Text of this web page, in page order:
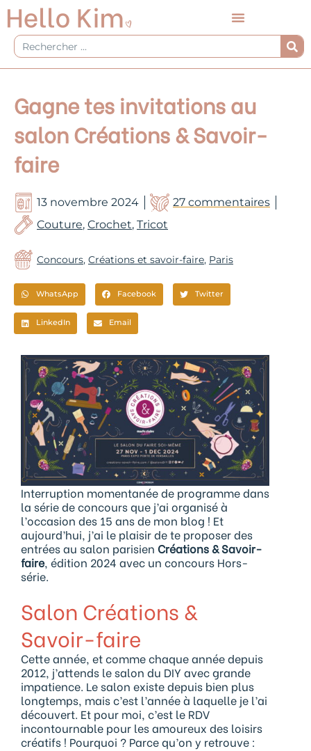
Aller
au
contenu
Rechercher
Gagne tes invitations au
salon Créations & Savoir-
faire
13 novembre 2024
27 commentaires
Couture, Crochet, Tricot
Concours, Créations et savoir-faire, Paris
WhatsApp Facebook Twitter
LinkedIn Email
Interruption momentanée de programme dans
la série de concours que j’ai organisé à
l’occasion des 15 ans de mon blog ! Et
aujourd’hui, j’ai le plaisir de te proposer des
entrées au salon parisien Créations & Savoir-
faire, édition 2024 avec un concours Hors-
série.
Salon Créations &
Savoir-faire
Cette année, et comme chaque année depuis
2012, j’attends le salon du DIY avec grande
impatience. Le salon existe depuis bien plus
longtemps, mais c’est l’année à laquelle je l’ai
découvert. Et pour moi, c’est le RDV
incontournable pour les amoureux des loisirs
créatifs ! Pourquoi ? Parce qu’on y retrouve :